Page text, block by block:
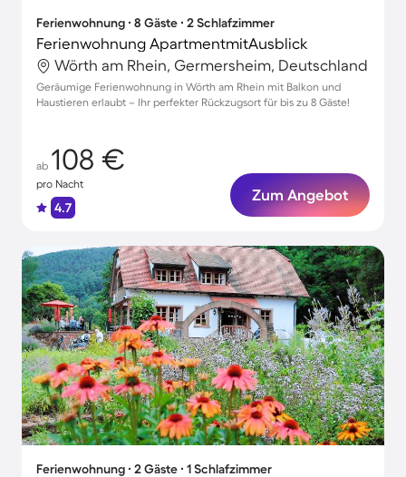
Ferienwohnung ∙ 8 Gäste ∙ 2 Schlafzimmer
Ferienwohnung ApartmentmitAusblick
Wörth am Rhein, Germersheim, Deutschland
Geräumige Ferienwohnung in Wörth am Rhein mit Balkon und
Haustieren erlaubt – Ihr perfekter Rückzugsort für bis zu 8 Gäste!
ab 108 €
pro Nacht
4.7
Zum Angebot
Ferienwohnung ∙ 2 Gäste ∙ 1 Schlafzimmer